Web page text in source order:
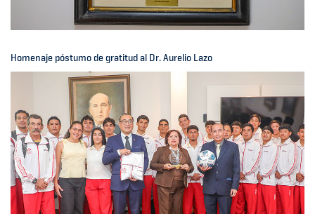
Homenaje póstumo de gratitud al Dr. Aurelio Lazo